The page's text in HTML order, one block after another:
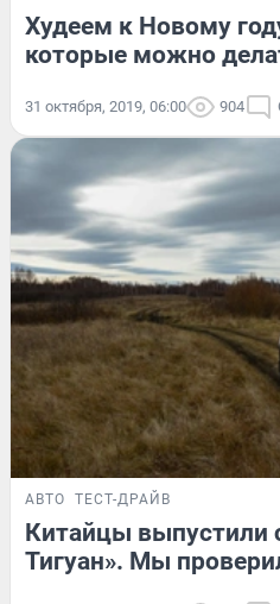
Худеем к Новому
которые можно
31 октября, 2019, 06:00 904
АВТО ТЕСТ-ДРАЙВ
Китайцы выпустили
Тигуан». Мы